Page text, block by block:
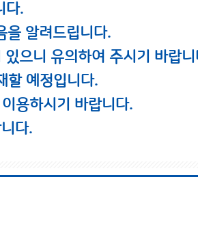
다.
을 알려드립니다.
으니 유의하여 주시기 바랍니
할 예정입니다.
용하시기 바랍니다.
다.